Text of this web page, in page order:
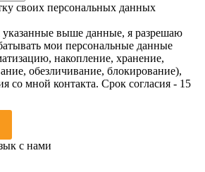
своих персональных данных
указанные выше данные, я разрешаю
мои персональные данные
накопление, хранение,
обезличивание, блокирование),
со мной контакта. Срок согласия - 15
с нами